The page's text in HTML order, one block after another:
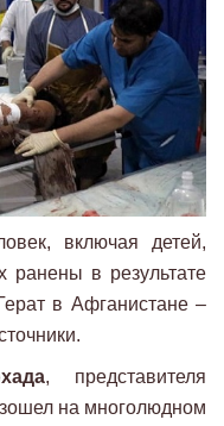
включая детей,
ранены в результате
в Афганистане –
, представителя
на многолюдном